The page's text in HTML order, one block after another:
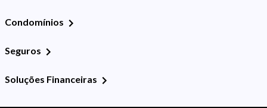
Condomínios
Seguros
Soluções Financeiras